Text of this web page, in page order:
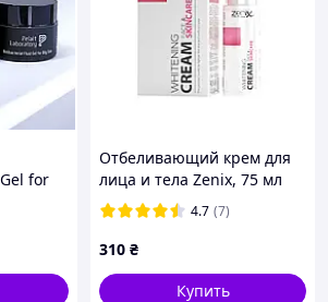
for
Отбеливающий крем для
лица и тела Zenix, 75 мл
4.7 (7)
310 ₴
Купить